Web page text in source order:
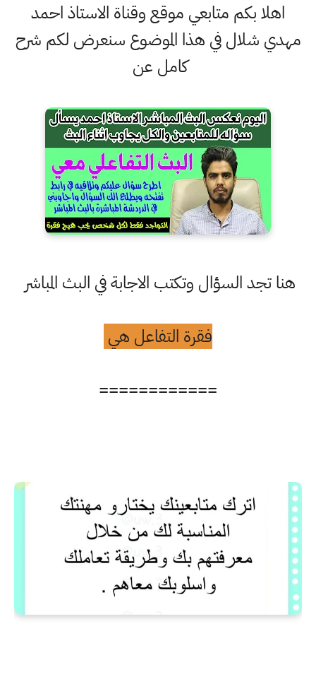
اهلا بكم متابعي موقع وقناة الاستاذ احمد
مهدي شلال في هذا الموضوع سنعرض لكم شرح
كامل عن
هنا تجد السؤال وتكتب الاجابة في البث المباشر
فقرة التفاعل هي
============